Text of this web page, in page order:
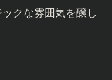
クな雰囲気を醸し